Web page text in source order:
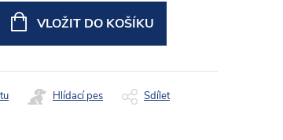
VLOŽIT DO KOŠÍKU
Hlídací pes Sdílet